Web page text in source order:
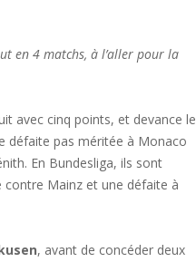
en 4 matchs, à l’aller pour la
avec cinq points, et devance le
défaite pas méritée à Monaco
En Bundesliga, ils sont
contre Mainz et une défaite à
, avant de concéder deux